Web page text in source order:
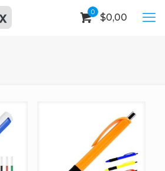
0 $0,00